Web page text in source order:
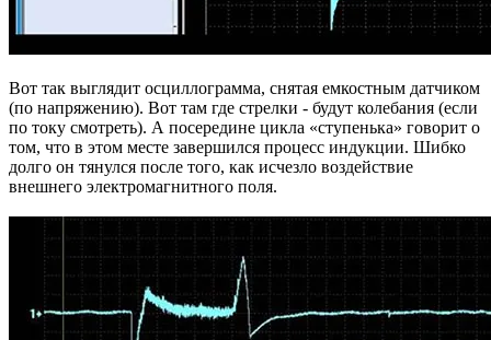
Вот так выглядит осциллограмма, снятая емкостным датчиком
(по напряжению). Вот там где стрелки - будут колебания (если
по току смотреть). А посередине цикла «ступенька» говорит о
том, что в этом месте завершился процесс индукции. Шибко
долго он тянулся после того, как исчезло воздействие
внешнего электромагнитного поля.